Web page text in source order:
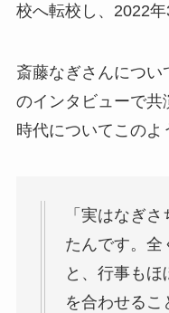
校へ転校し、2022年
斎藤なぎさんについ
のインタビューで共
時代についてこのよ
「実はなぎ
たんです。全
と、行事も
を合わせるこ